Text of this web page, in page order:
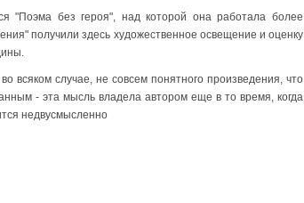
"Поэма без героя", над которой она работала более
получили здесь художественное освещение и оценку
всяком случае, не совсем понятного произведения, что
- эта мысль владела автором еще в то время, когда
недвусмысленно